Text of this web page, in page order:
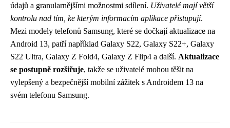
údajů a granularnějšími možnostmi sdílení. Uživatelé mají větší
kontrolu nad tím, ke kterým informacím aplikace přistupují.
Mezi modely telefonů Samsung, které se dočkají aktualizace na
Android 13, patří například Galaxy S22, Galaxy S22+, Galaxy
S22 Ultra, Galaxy Z Fold4, Galaxy Z Flip4 a další. Aktualizace
se postupně rozšiřuje, takže se uživatelé mohou těšit na
vylepšený a bezpečnější mobilní zážitek s Androidem 13 na
svém telefonu Samsung.